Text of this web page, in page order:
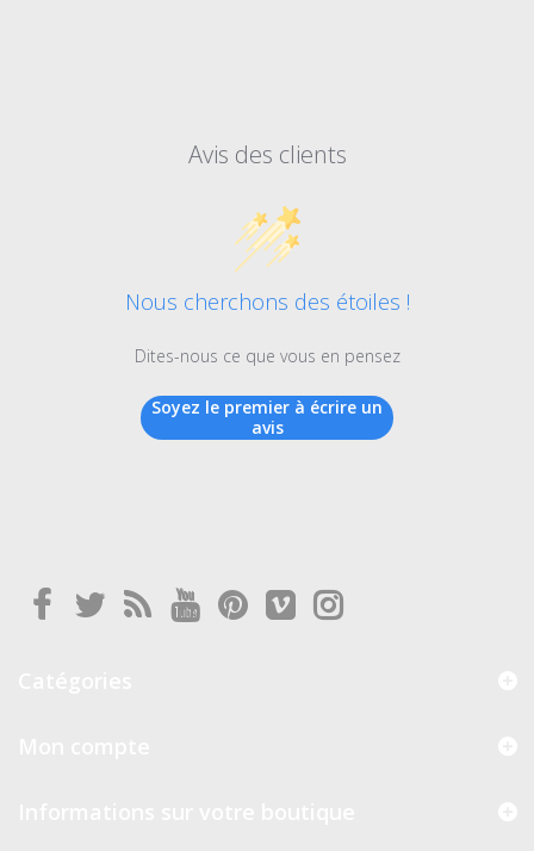
Avis des clients
Nous cherchons des étoiles !
Dites-nous ce que vous en pensez
Soyez le premier à écrire un
avis